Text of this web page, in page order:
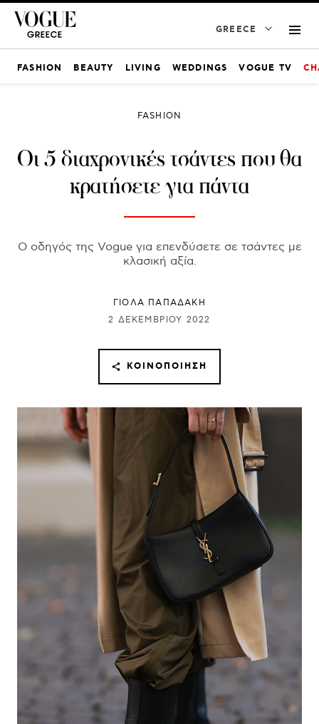
GREECE
FASHION BEAUTY LIVING WEDDINGS VOGUE TV
FASHION
Οι 5 διαχρονικές τσάντες που θα
κρατήσετε για πάντα
Ο οδηγός της Vogue για επενδύσετε σε τσάντες με
κλασική αξία.
ΓΙΌΛΑ ΠΑΠΑΔΆΚΗ
2 ΔΕΚΕΜΒΡΊΟΥ 2022
ΚΟΙΝΟΠΟΊΗΣΗ